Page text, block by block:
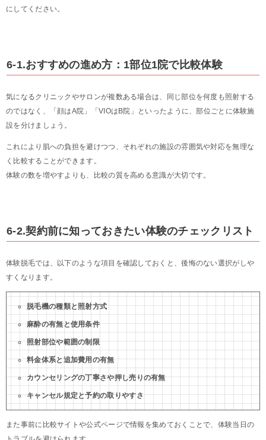
にしてください。
6-1.おすすめの進め方：1部位1院で比較体験
気になるクリニックやサロンが複数ある場合は、同じ部位を何度も照射する
のではなく、「顔はA院」「VIOはB院」といったように、部位ごとに体験施
設を分けましょう。
これにより肌への負担を避けつつ、それぞれの施設の雰囲気や対応を無理な
く比較することができます。
体験の数を増やすよりも、比較の質を高める意識が大切です。
6-2.契約前に知っておきたい体験のチェックリスト
体験脱毛では、以下のような項目を確認しておくと、後悔のない選択がしや
すくなります。
脱毛機の種類と照射方式
麻酔の有無と使用条件
照射部位や範囲の制限
料金体系と追加費用の有無
カウンセリングの丁寧さや押し売りの有無
キャンセル規定と予約の取りやすさ
また事前に比較サイトや公式ページで情報を集めておくことで、体験当日の